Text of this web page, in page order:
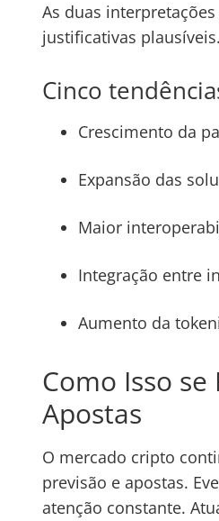
As duas
justificativas plausíveis.
Cinco
Crescimento da
Expansão das
Maior
Integração entre
Aumento da
Como Isso
Apostas
O mercado cripto
previsão e apostas.
atenção constante.